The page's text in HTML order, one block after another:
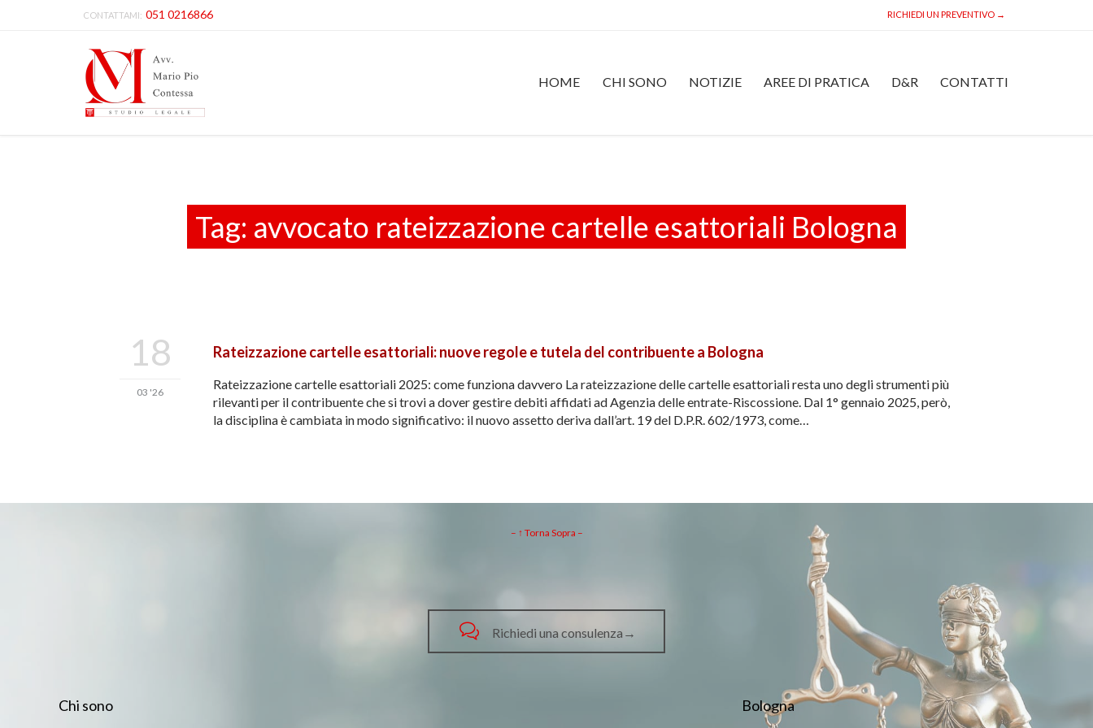
CONTATTAMI: 051 0216866 RICHIEDI UN PREVENTIVO →
HOME CHI SONO NOTIZIE AREE DI PRATICA D&R CONTATTI
Tag: avvocato rateizzazione cartelle esattoriali Bologna
18
03 '26
Rateizzazione cartelle esattoriali: nuove regole e tutela del contribuente a Bologna
Rateizzazione cartelle esattoriali 2025: come funziona davvero La rateizzazione delle cartelle esattoriali resta uno degli strumenti più
rilevanti per il contribuente che si trovi a dover gestire debiti affidati ad Agenzia delle entrate-Riscossione. Dal 1° gennaio 2025, però,
la disciplina è cambiata in modo significativo: il nuovo assetto deriva dall’art. 19 del D.P.R. 602/1973, come…
– ↑ Torna Sopra –
 Richiedi una consulenza→
Chi sono Bologna